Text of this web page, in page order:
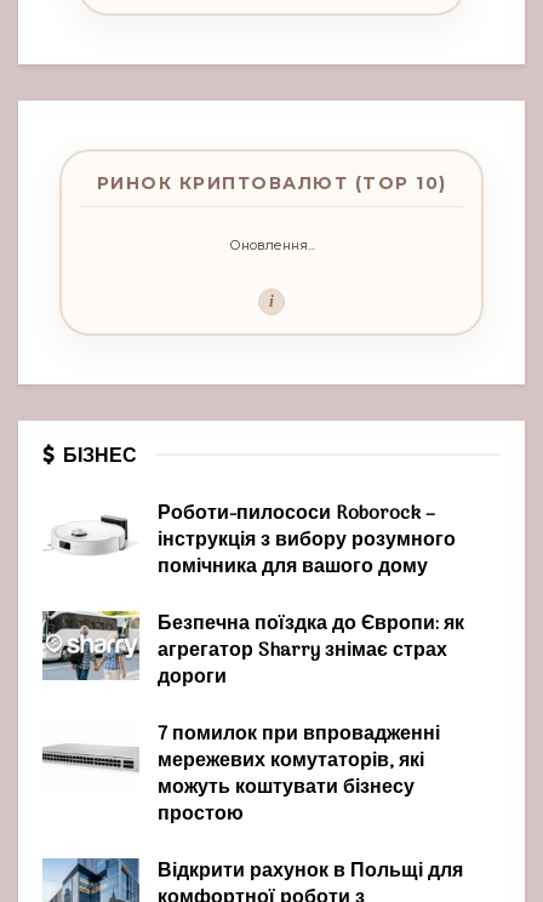
РИНОК КРИПТОВАЛЮТ (TOP 10)
Оновлення...
i
БІЗНЕС
Роботи-пилососи Roborock –
інструкція з вибору розумного
помічника для вашого дому
Безпечна поїздка до Європи: як
агрегатор Sharry знімає страх
дороги
7 помилок при впровадженні
мережевих комутаторів, які
можуть коштувати бізнесу
простою
Відкрити рахунок в Польщі для